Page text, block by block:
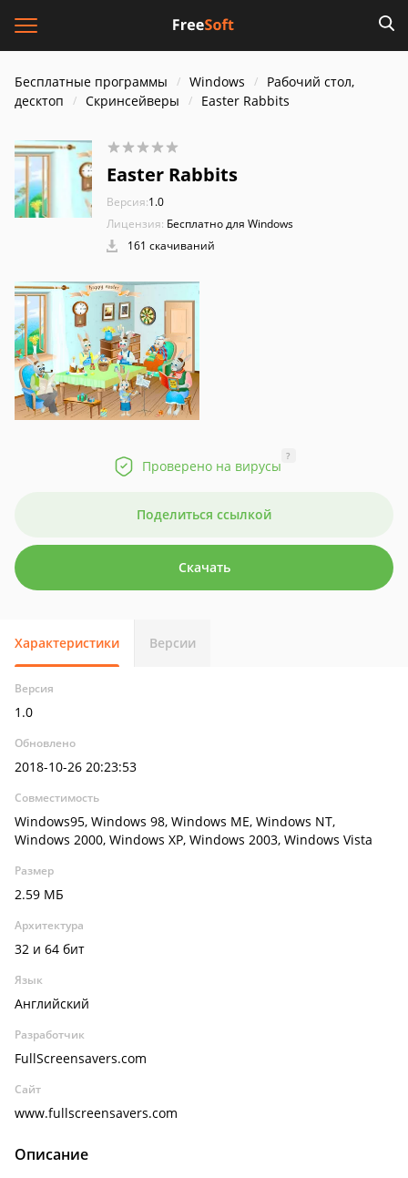
Бесплатные программы Windows
Рабочий стол,
десктоп
Скринсейверы Easter Rabbits
Easter Rabbits
Версия:1.0
Лицензия: Бесплатно для Windows
161 скачиваний
Проверено на вирусы
?
Поделиться ссылкой
Скачать
Характеристики Версии
Версия
1.0
Обновлено
2018-10-26 20:23:53
Совместимость
Windows95, Windows 98, Windows ME, Windows NT,
Windows 2000, Windows XP, Windows 2003, Windows Vista
Размер
2.59 МБ
Архитектура
32 и 64 бит
Язык
Английский
Разработчик
FullScreensavers.com
Сайт
www.fullscreensavers.com
Описание